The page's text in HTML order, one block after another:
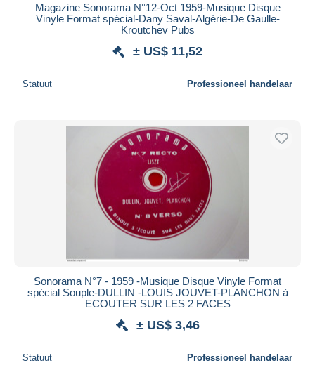
Magazine Sonorama N°12-Oct 1959-Musique Disque
Vinyle Format spécial-Dany Saval-Algérie-De Gaulle-
Kroutchev Pubs
± US$ 11,52
Statuut Professioneel handelaar
Sonorama N°7 - 1959 -Musique Disque Vinyle Format
spécial Souple-DULLIN -LOUIS JOUVET-PLANCHON à
ECOUTER SUR LES 2 FACES
± US$ 3,46
Statuut Professioneel handelaar